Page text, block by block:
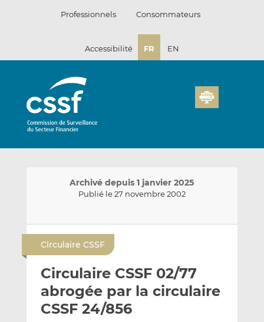
Professionnels Consommateurs
Accessibilité FR EN
Archivé depuis 1 janvier 2025
Publié le 27 novembre 2002
y
e
r
p
a
g
r
a
g
e
Circulaire CSSF
Circulaire CSSF 02/77
abrogée par la circulaire
CSSF 24/856